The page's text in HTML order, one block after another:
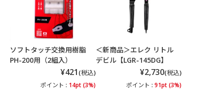
ソフトタッチ交換用樹脂
PH-200用（2組入）
¥421 (税込)
ポイント : 14pt (3%)
＜新商品＞エレク リトル
デビル【LGR-145DG】
¥2,730(税込)
ポイント : 91pt (3%)